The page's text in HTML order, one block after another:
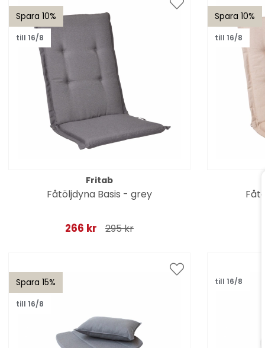
Spara 10%
till 16/8
Fritab
Fåtöljdyna Basis - grey
266 kr 295 kr
Spara 10%
till 16/8
Spara 15%
till 16/8
till 16/8